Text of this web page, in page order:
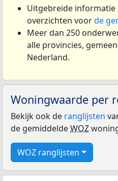
Uitgebreide informatie
overzichten voorde
Meer dan 250
alle provincies,
Nederland.
Woningwaarde per
Bekijk ook de ranglijsten
de gemiddeldeWOZ
WOZ ranglijsten